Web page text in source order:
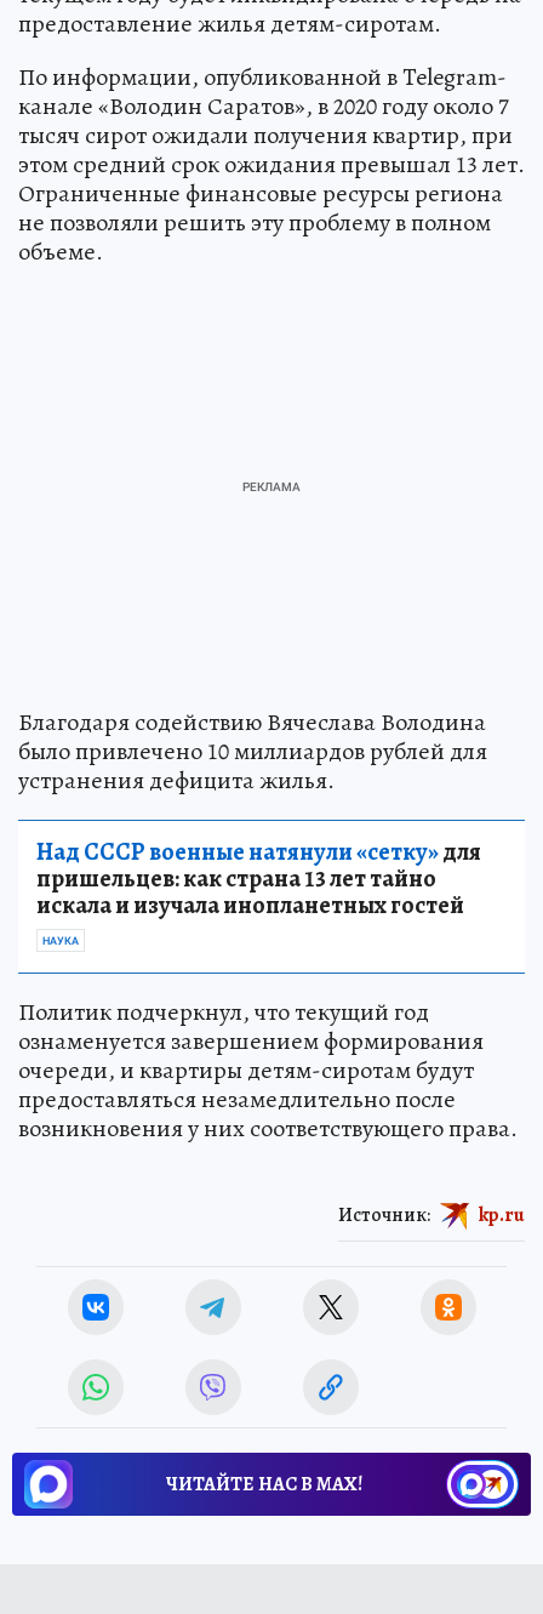
предоставление жилья детям-сиротам.
По информации, опубликованной в Telegram-
канале «Володин Саратов», в 2020 году около 7
тысяч сирот ожидали получения квартир, при
этом средний срок ожидания превышал 13 лет.
Ограниченные финансовые ресурсы региона
не позволяли решить эту проблему в полном
объеме.
Благодаря содействию Вячеслава Володина
было привлечено 10 миллиардов рублей для
устранения дефицита жилья.
Над СССР военные натянули «сетку»для
пришельцев: как страна 13 лет тайно
искала и изучала инопланетных гостей
НАУКА
Политик подчеркнул, что текущий год
ознаменуется завершением формирования
очереди, и квартиры детям-сиротам будут
предоставляться незамедлительно после
возникновения у них соответствующего права.
Источник: kp.ru
ЧИТАЙТЕ НАС В МАХ!